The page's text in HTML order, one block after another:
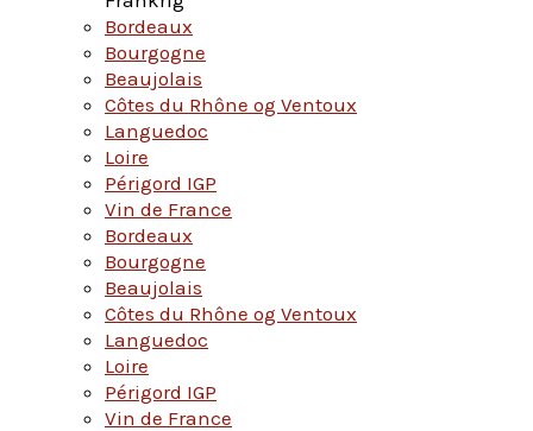
Bordeaux
Bourgogne
Beaujolais
Côtes du Rhône og Ventoux
Languedoc
Loire
Périgord IGP
Vin de France
Bordeaux
Bourgogne
Beaujolais
Côtes du Rhône og Ventoux
Languedoc
Loire
Périgord IGP
Vin de France